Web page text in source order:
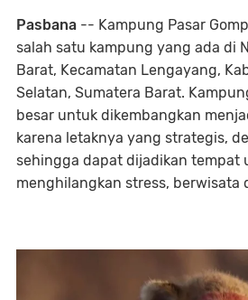
Pasbana -- Kampung Pasar
salah satu kampung yang ada di
Barat, Kecamatan Lengayang,
Selatan, Sumatera Barat.
besar untuk dikembangkan
karena letaknya yang strategis,
sehingga dapat dijadikan tempat
menghilangkan stress, berwisata